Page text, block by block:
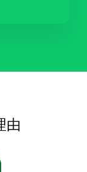
由